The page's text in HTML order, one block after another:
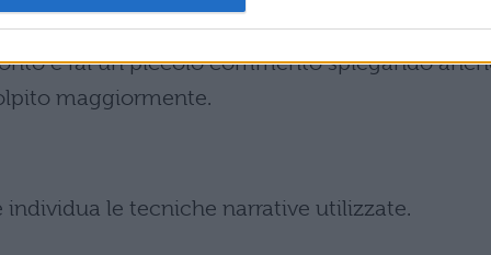
e fai un piccolo commento spiegando
maggiormente.
le tecniche narrative utilizzate.